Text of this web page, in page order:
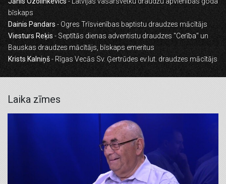
bīskaps
Dainis Pandars- Ogres Trīsvienības baptistu draudzes mācītājs
Viesturs Reķis- Septītās dienas adventistu draudzes "Cerība" un
Bauskas draudzes mācītājs, bīskaps emeritus
Krists Kalniņš- Rīgas Vecās Sv. Ģertrūdes ev.lut. draudzes mācītājs
Laika zīmes